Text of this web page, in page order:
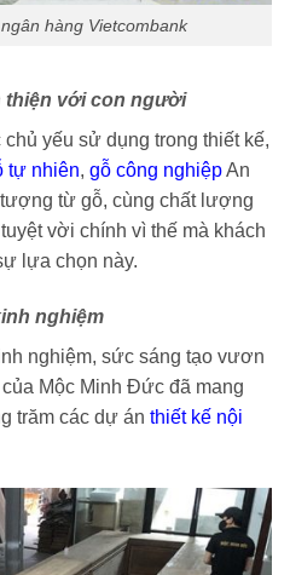
hàng Vietcombank
thiện với con người
yếu sử dụng trong thiết kế,
tự nhiên, gỗ công nghiệpAn
từ gỗ, cùng chất lượng
vời chính vì thế mà khách
lựa chọn này.
nghiệm
nghiệm, sức sáng tạo vươn
Mộc Minh Đức đã mang
trăm các dự án thiết kế nội